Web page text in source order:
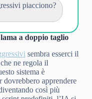
piacciono?
a doppio taglio
sembra esserci il
ne regola il
sistema è
dovrebbero apprendere
così più